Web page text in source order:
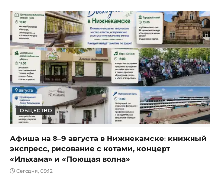
ОБЩЕСТВО
Афиша на 8–9 августа в Нижнекамске: книжный
экспресс, рисование с котами, концерт
«Ильхама» и «Поющая волна»
Сегодня, 09:12